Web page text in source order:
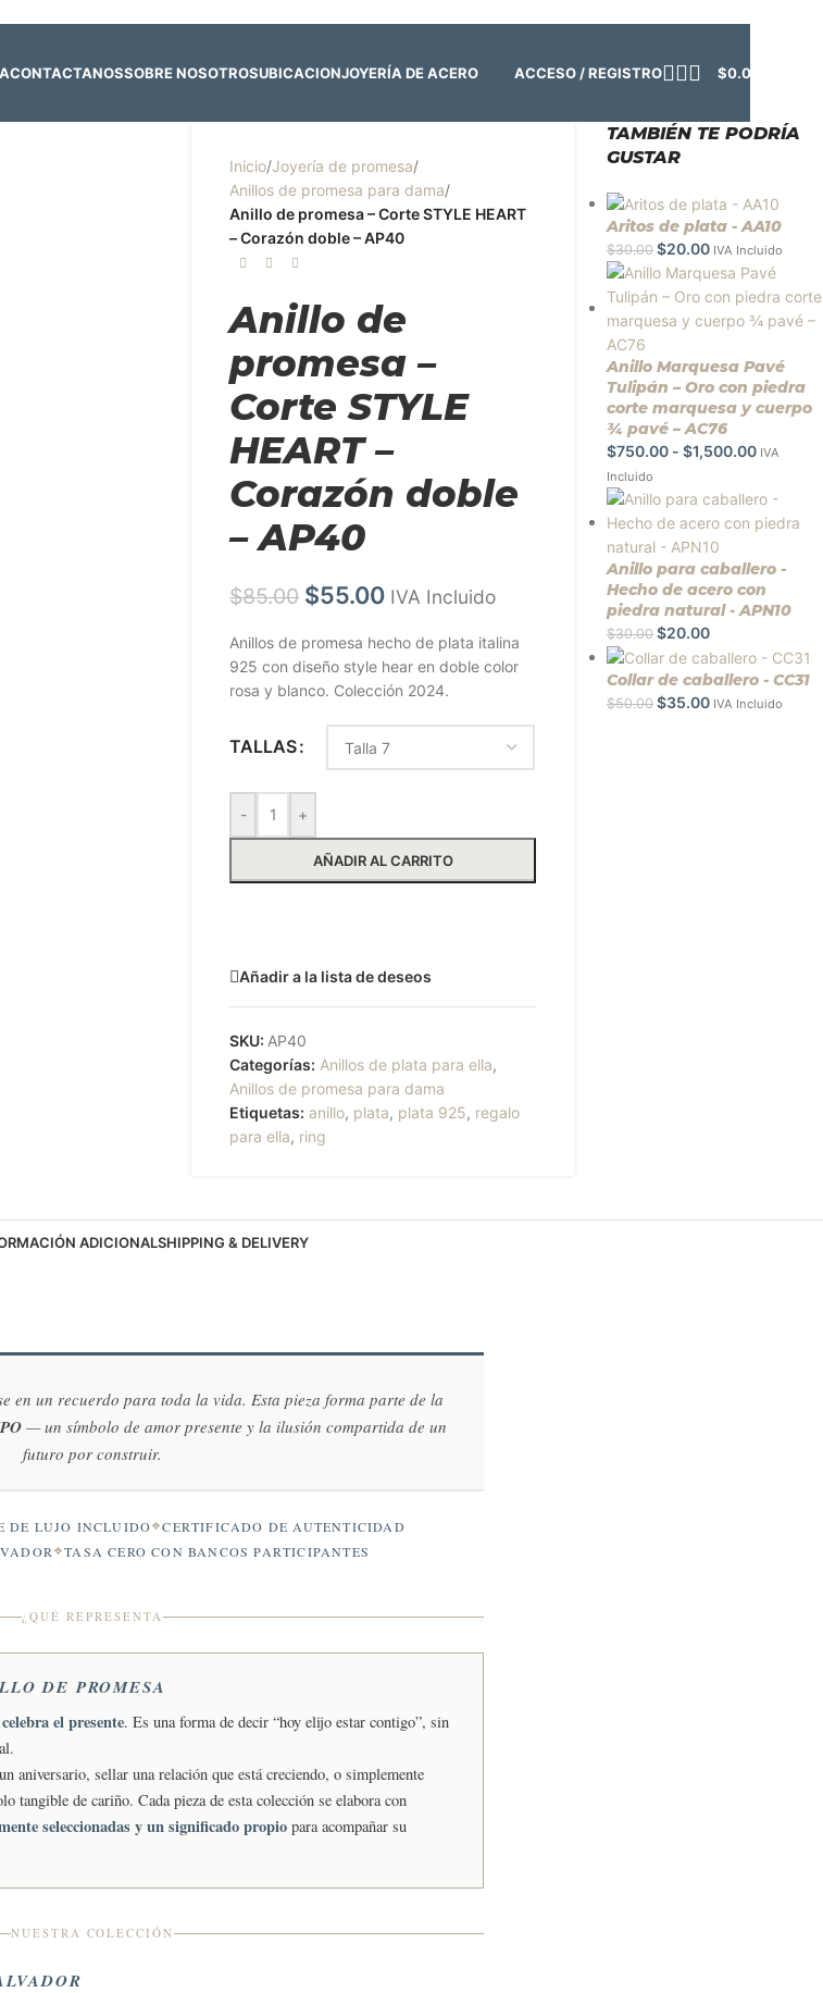
CONTACTANOSSOBRE NOSOTROSUBICACIONJOYERÍA DE ACERO ACCESO / REGISTRO $0.00
Inicio/Joyería de promesa/
Anillos de promesa para dama/
Anillo de promesa – Corte STYLE HEART
– Corazón doble – AP40
Anillo de
promesa –
Corte STYLE
HEART –
Corazón doble
– AP40
$85.00 $55.00 IVA Incluido
Anillos de promesa hecho de plata italina
925 con diseño style hear en doble color
rosa y blanco. Colección 2024.
TALLAS
- +
AÑADIR AL CARRITO
Añadir a la lista de deseos
SKU: AP40
Categorías: Anillos de plata para ella,
Anillos de promesa para dama
Etiquetas: anillo, plata, plata 925, regalo
para ella, ring
TAMBIÉN TE PODRÍA
GUSTAR
Aritos de plata - AA10
$30.00 $20.00 IVA Incluido
Anillo Marquesa Pavé
Tulipán – Oro con piedra
corte marquesa y cuerpo
¾ pavé – AC76
$750.00 - $1,500.00 IVA
Incluido
Anillo para caballero -
Hecho de acero con
piedra natural - APN10
$30.00 $20.00
Collar de caballero - CC31
$50.00 $35.00 IVA Incluido
ADICIONALSHIPPING & DELIVERY
en un recuerdo para toda la vida. Esta pieza forma parte de la
— un símbolo de amor presente y la ilusión compartida de un
futuro por construir.
DE LUJO INCLUIDO
CERTIFICADO DE AUTENTICIDAD
TASA CERO CON BANCOS PARTICIPANTES
¿QUÉ REPRESENTA
DE PROMESA
celebra el presente. Es una forma de decir “hoy elijo estar contigo”, sin
aniversario, sellar una relación que está creciendo, o simplemente
tangible de cariño. Cada pieza de esta colección se elabora con
seleccionadas y un significado propio para acompañar su
NUESTRA COLECCIÓN